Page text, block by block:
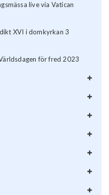
live via Vatican
XVI i domkyrkan 3
för fred 2023